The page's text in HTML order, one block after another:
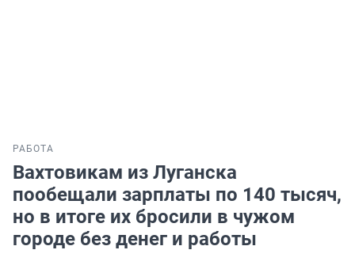
РАБОТА
Вахтовикам из Луганска
пообещали зарплаты по 140 тысяч,
но в итоге их бросили в чужом
городе без денег и работы